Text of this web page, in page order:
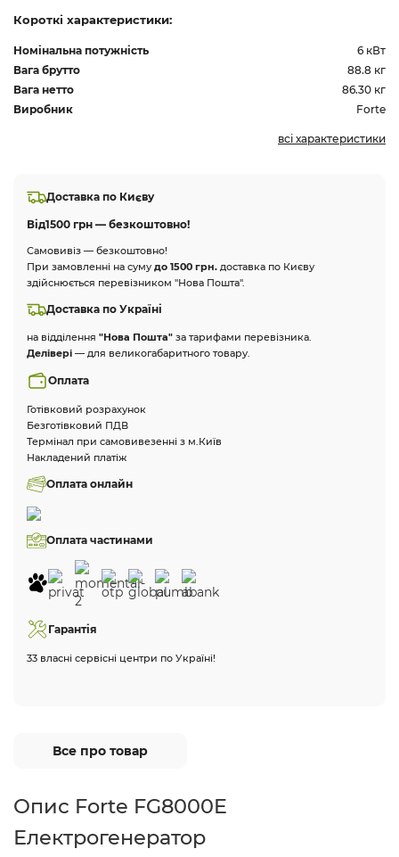
Короткі характеристики:
Номінальна потужність
6 кВт
Вага брутто
88.8 кг
Вага нетто
86.30 кг
Виробник
Forte
всі характеристики
Доставка по Києву
Від1500 грн — безкоштовно!
Самовивіз — безкоштовно!
При замовленні на суму до 1500 грн. доставка по Києву
здійснюється перевізником "Нова Пошта".
Доставка по Україні
на відділення "Нова Пошта" за тарифами перевізника.
Делівері — для великогабаритного товару.
Оплата
Готівковий розрахунок
Безготівковий ПДВ
Термінал при самовивезенні з м.Київ
Накладений платіж
Оплата онлайн
Оплата частинами
Гарантія
33 власні сервісні центри по Україні!
Все про товар
Опис Forte FG8000E
Електрогенератор